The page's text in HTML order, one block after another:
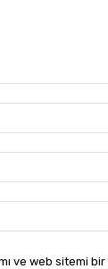
ve web sitemi